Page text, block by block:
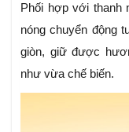
Phối hợp với thanh
nóng chuyển động
giòn, giữ được
như vừa chế biến.